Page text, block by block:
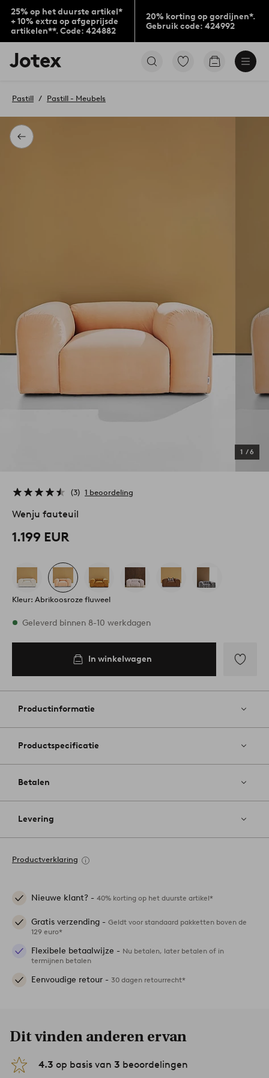
25% op het duurste artikel*
+ 10% extra op afgeprijsde
artikelen**. Code: 424882
20% korting op gordijnen*.
Gebruik code: 424992
Jotex
logo
to
home
page
Ga
Go
Terug
Pastill Pastill - Meubels
1 /6
3 1 beoordeling
Wenju fauteuil
1.199 EUR
Kleur: Abrikoosroze fluweel
Op voorraad
Geleverd binnen 8-10 werkdagen
In winkelwagen
aan
Productinformatie
Productspecificatie
Betalen
Levering
Productverklaring
Nieuwe klant? - 40% korting op het duurste artikel*
Gratis verzending - Geldt voor standaard pakketten boven de
129 euro*
Flexibele betaalwijze - Nu betalen, later betalen of in
termijnen betalen
Eenvoudige retour - 30 dagen retourrecht*
Dit vinden anderen ervan
4.3 op basis van 3 beoordelingen